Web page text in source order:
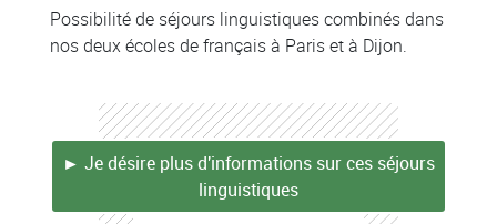
Possibilité de séjours linguistiques combinés dans
nos deux écoles de français à Paris et à Dijon.
► Je désire plus d'informations sur ces séjours
linguistiques